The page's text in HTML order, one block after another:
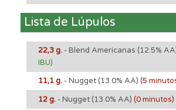
Lista de Lúpulos
22,3 g. - Blend Americanas (12.5%
IBU)
11,1 g. - Nugget(13.0% AA) (5
12 g. - Nugget (13.0% AA) (0 minutos)